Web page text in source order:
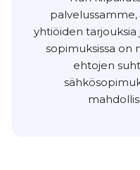
yhtiöiden tarjouksia
sopimuksissa on
ehtojen